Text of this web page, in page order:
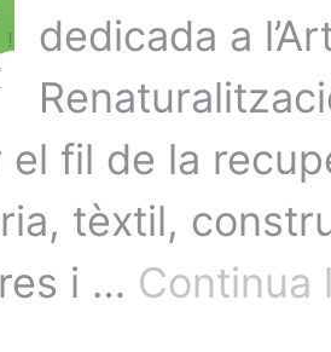
dedicada a
el fil de la
tèxtil,
i … Continua